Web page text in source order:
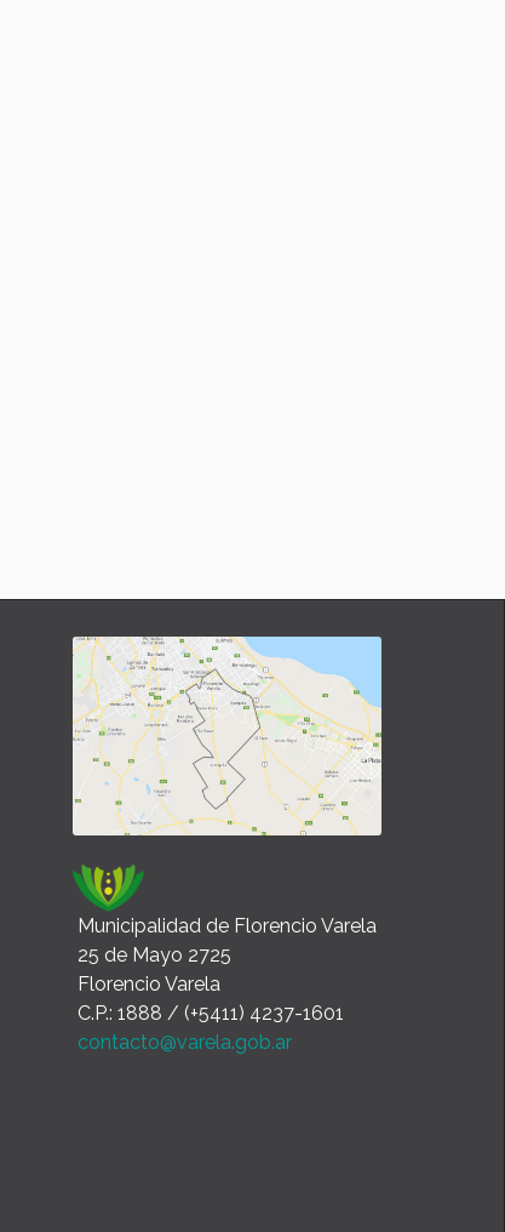
Municipalidad de Florencio Varela
25 de Mayo 2725
Florencio Varela
C.P.: 1888 / (+5411) 4237-1601
contacto@varela.gob.ar